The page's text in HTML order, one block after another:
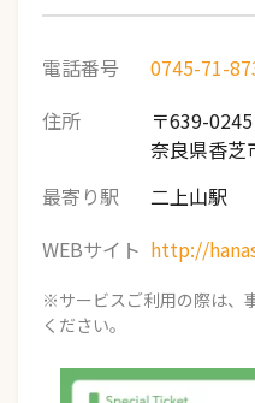
電話番号
0745-71-
住所
〒639-0245
奈良県香芝
最寄り駅
二上山駅
WEBサイト http://
※サービスご利用の際は、
ください。